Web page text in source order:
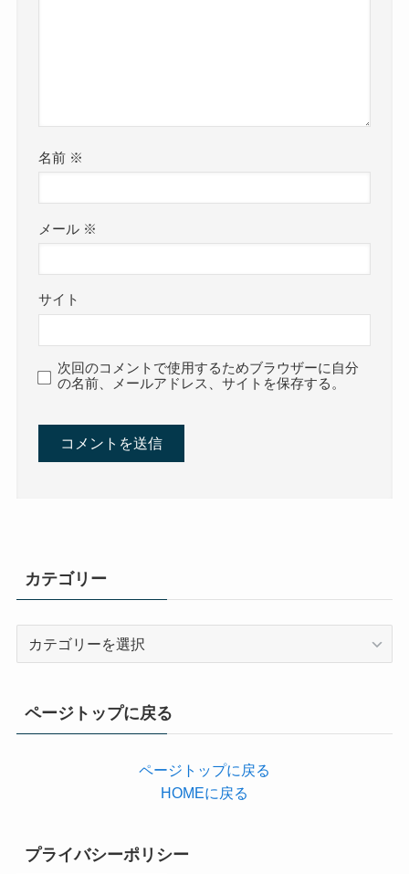
名前 ※
メール ※
サイト
次回のコメントで使用するためブラウザーに自分
の名前、メールアドレス、サイトを保存する。
カテゴリー
ページトップに戻る
ページトップに戻る
HOMEに戻る
プライバシーポリシー